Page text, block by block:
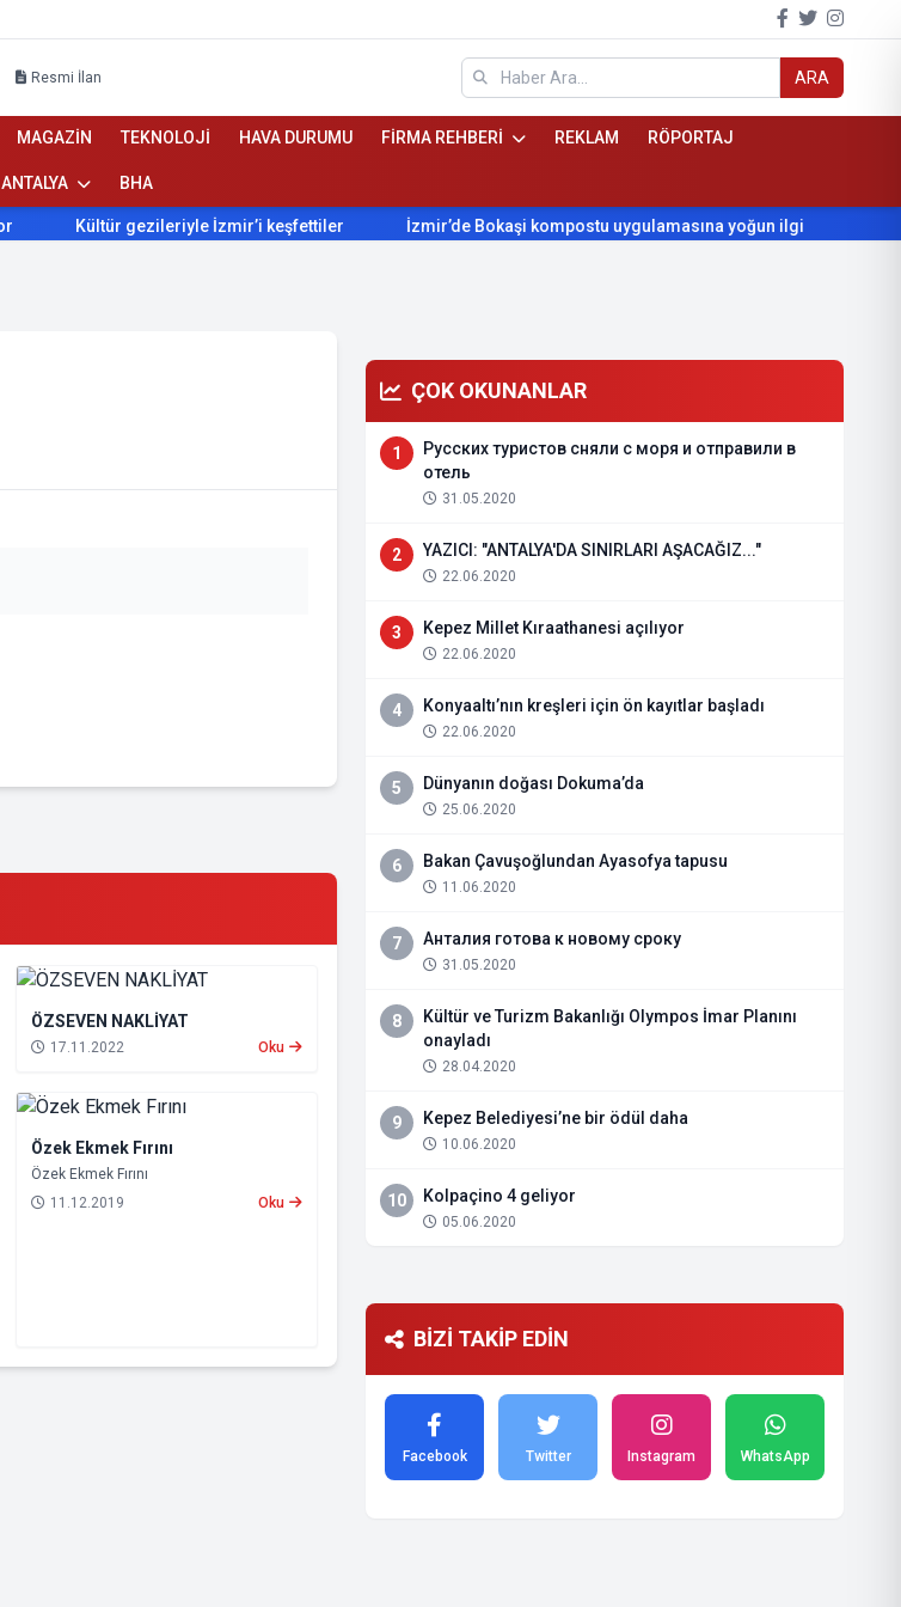
Resmi İlan ARA
MAGAZİN TEKNOLOJİ HAVA DURUMU FİRMA REHBERİ REKLAM RÖPORTAJ
ANTALYA BHA
Kültür gezileriyle İzmir’i keşfettiler İzmir’de Bokaşi kompostu uygulamasına yoğun ilgi
ÖZSEVEN NAKLİYAT
17.11.2022 Oku
Özek Ekmek Fırını
Özek Ekmek Fırını
11.12.2019
Oku
ÇOK OKUNANLAR
1
Русских туристов сняли с моря и отправили в
отель
31.05.2020
2 YAZICI: "ANTALYA'DA SINIRLARI AŞACAĞIZ..."
22.06.2020
3 Kepez Millet Kıraathanesi açılıyor
22.06.2020
4 Konyaaltı’nın kreşleri için ön kayıtlar başladı
22.06.2020
5 Dünyanın doğası Dokuma’da
25.06.2020
6 Bakan Çavuşoğlundan Ayasofya tapusu
11.06.2020
7 Анталия готова к новому сроку
31.05.2020
8
Kültür ve Turizm Bakanlığı Olympos İmar Planını
onayladı
28.04.2020
9 Kepez Belediyesi’ne bir ödül daha
10.06.2020
10 Kolpaçino 4 geliyor
05.06.2020
BİZİ TAKİP EDİN
Facebook Twitter Instagram WhatsApp